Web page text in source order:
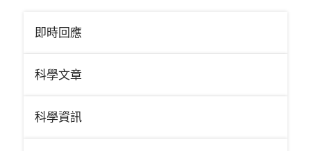
即時回應
科學文章
科學資訊